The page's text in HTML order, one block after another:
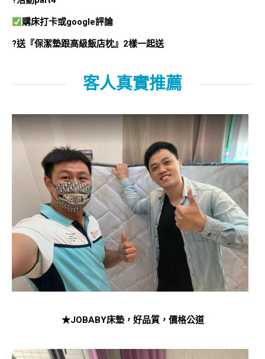
購床打卡或google評論
?送『保潔墊跟高級飯店枕』2樣一起送
客人真實推薦
★JOBABY床墊，好品質，價格公道